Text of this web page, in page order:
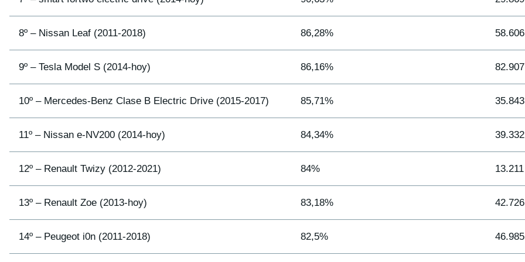
8º – Nissan Leaf (2011-2018) 86,28%
9º – Tesla Model S (2014-hoy) 86,16%
10º – Mercedes-Benz Clase B Electric Drive (2015-2017) 85,71%
11º – Nissan e-NV200 (2014-hoy) 84,34%
12º – Renault Twizy (2012-2021) 84%
13º – Renault Zoe (2013-hoy) 83,18%
14º – Peugeot i0n (2011-2018) 82,5%